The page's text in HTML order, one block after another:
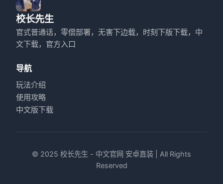
校长先生
官式普通话，零偿部署，无害下边载，时刻下版下载，中
文下载，官方入口
导航
玩法介绍
使用攻略
中文版下载
© 2025 校长先生 - 中文官网 安卓直装 | All Rights
Reserved